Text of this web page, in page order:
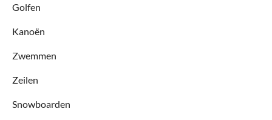
Golfen
Kanoën
Zwemmen
Zeilen
Snowboarden